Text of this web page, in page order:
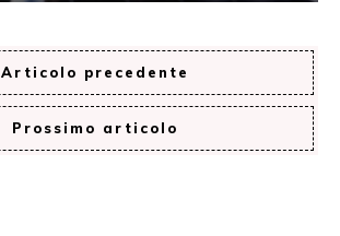
Articolo precedente
Prossimo articolo